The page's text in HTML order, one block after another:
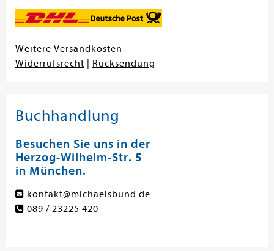
Weitere Versandkosten
Widerrufsrecht
Rücksendung
Buchhandlung
Besuchen Sie uns in der
Herzog-Wilhelm-Str. 5
in München.
kontakt@michaelsbund.de
089 / 23225 420